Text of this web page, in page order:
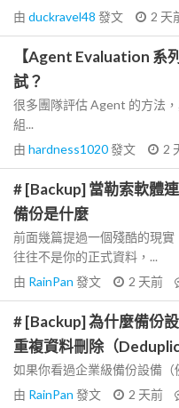
由 duckravel48 發文 2 天
【Agent Evaluation 系
試？
很多團隊評估 Agent 的方法
組...
由 hardness1020發文 2
# [Backup] 當勒索軟體
備份是什麼
前面幾篇提過一個殘酷的現
往往不是你的正式資料，...
由 RainPan 發文 2 天前
# [Backup] 為什麼備份
重複資料刪除（
如果你看過企業級備份設備
由 RainPan 發文 2 天前